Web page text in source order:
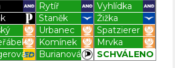
Rytíř
Vyhlídka
Staněk
Žižka
Urbanec
Spatzierer
Komínek
Mrvka
Burianová
SCHVÁLENO